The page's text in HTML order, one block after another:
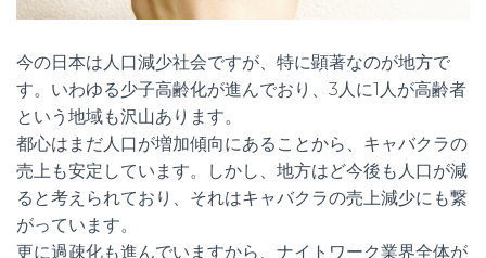
今の日本は人口減少社会ですが、特に顕著なのが地方で
す。いわゆる少子高齢化が進んでおり、3人に1人が高齢者
という地域も沢山あります。
都心はまだ人口が増加傾向にあることから、キャバクラの
売上も安定しています。しかし、地方はど今後も人口が減
ると考えられており、それはキャバクラの売上減少にも繋
がっています。
更に過疎化も進んでいますから、ナイトワーク業界全体が